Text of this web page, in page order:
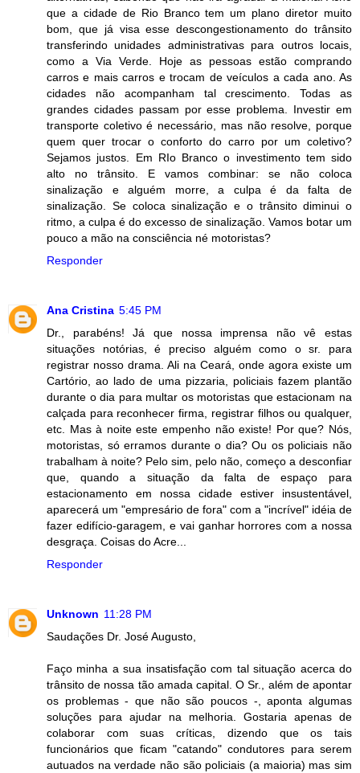
que a cidade de Rio Branco tem um plano diretor muito
bom, que já visa esse descongestionamento do trânsito
transferindo unidades administrativas para outros locais,
como a Via Verde. Hoje as pessoas estão comprando
carros e mais carros e trocam de veículos a cada ano. As
cidades não acompanham tal crescimento. Todas as
grandes cidades passam por esse problema. Investir em
transporte coletivo é necessário, mas não resolve, porque
quem quer trocar o conforto do carro por um coletivo?
Sejamos justos. Em RIo Branco o investimento tem sido
alto no trânsito. E vamos combinar: se não coloca
sinalização e alguém morre, a culpa é da falta de
sinalização. Se coloca sinalização e o trânsito diminui o
ritmo, a culpa é do excesso de sinalização. Vamos botar um
pouco a mão na consciência né motoristas?
Responder
Ana Cristina 5:45 PM
Dr., parabéns! Já que nossa imprensa não vê estas
situações notórias, é preciso alguém como o sr. para
registrar nosso drama. Ali na Ceará, onde agora existe um
Cartório, ao lado de uma pizzaria, policiais fazem plantão
durante o dia para multar os motoristas que estacionam na
calçada para reconhecer firma, registrar filhos ou qualquer,
etc. Mas à noite este empenho não existe! Por que? Nós,
motoristas, só erramos durante o dia? Ou os policiais não
trabalham à noite? Pelo sim, pelo não, começo a desconfiar
que, quando a situação da falta de espaço para
estacionamento em nossa cidade estiver insustentável,
aparecerá um "empresário de fora" com a "incrível" idéia de
fazer edifício-garagem, e vai ganhar horrores com a nossa
desgraça. Coisas do Acre...
Responder
Unknown 11:28 PM
Saudações Dr. José Augusto,
Faço minha a sua insatisfação com tal situação acerca do
trânsito de nossa tão amada capital. O Sr., além de apontar
os problemas - que não são poucos -, aponta algumas
soluções para ajudar na melhoria. Gostaria apenas de
colaborar com suas críticas, dizendo que os tais
funcionários que ficam "catando" condutores para serem
autuados na verdade não são policiais (a maioria) mas sim